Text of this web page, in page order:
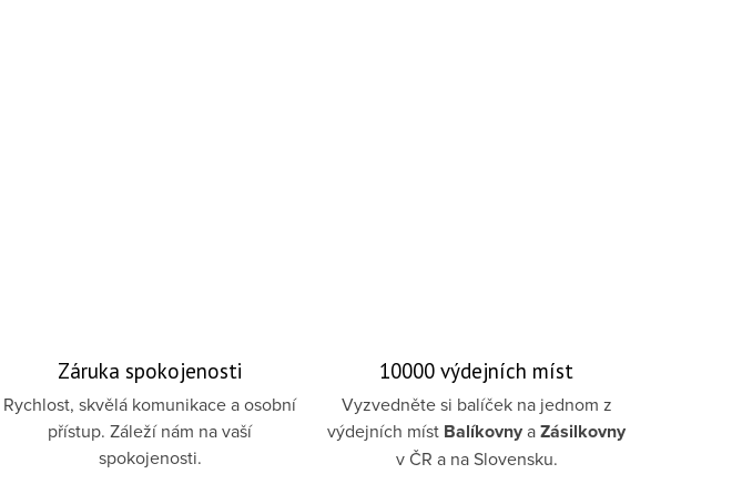
Záruka spokojenosti
Rychlost, skvělá komunikace a osobní
přístup. Záleží nám na vaší
spokojenosti.
10000 výdejních míst
Vyzvedněte si balíček na jednom z
výdejních míst BalíkovnyaZásilkovny
v ČR a na Slovensku.